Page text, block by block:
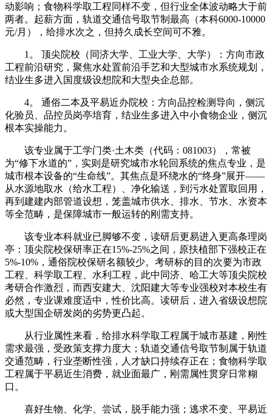
动影响；食物科学取工程同样不变，但行业全体波动略大于前
两者。起薪方面，轨道交通信号取节制最高（本科6000-10000
元/月），给排水次之，但持久成长空间可不雅。
1。 顶尖院校（同济大学、工业大学、大学）：方向市政
工程前沿研究，聚焦水处置前沿手艺和大型城市水系统规划，
结业生多进入国度级设想院和大型央企总部。
4。 通俗二本及平易近办院校：方向品控检测导向，侧沉
化验员、品控员岗亭培育，结业生多进入中小食物企业，侧沉
根本实操能力。
该专业属于工学门类·土木类（代码：081003），常被
为“修下水道的”，实则是研究城市水轮回系统的焦点专业，是
城市根本设备的“生命线”。其焦点是环绕水的“终身”展开——
从水源地取水（给水工程）、净化输送，到污水处置取回用，
再到建建内部管道设想，笼盖城市供水、排水、节水、水资本
等全范畴，是保障城市一般运转的刚需支持。
该专业本科就业已脚够不变，读研后更易进入更高条理岗
亭：顶尖院校保研率正在15%-25%之间，原扶植部下强校正在
5%-10%，通俗院校保研名额较少。考研标的目的次要为市政
工程、科学取工程、水利工程，此中同济、哈工大等顶尖院校
考研合作激烈，而西安建大、沈阳建大等专业强校对本校生有
必然，专业课难度适中，性价比高。读研后，进入省级设想院
或大型国企研发岗的劣势更凸起。
从行业属性来看，给排水科学取工程属于城市基建，刚性
需求最强，受政策支撑力度大；轨道交通信号取节制属于轨道
交通范畴，行业垄断性强，人才缺口持续存正在；食物科学取
工程属于平易近生消费，就业面最广，刚需属性贯穿日常糊
口。
喜好生物、化学、尝试，脱手能力强；逃求不变、平易近